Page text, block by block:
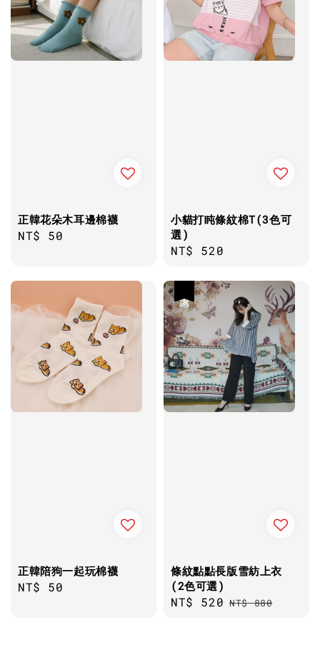
正韓花朵木耳邊棉襪
Regular
NT$ 50
小貓打盹條紋棉T(3色可
選)
Regular
NT$ 520
正韓陪狗一起玩棉襪
Regular
NT$ 50
條紋點點長版雪紡上衣
(2色可選)
Sale
NT$ 520 Regular
NT$ 880